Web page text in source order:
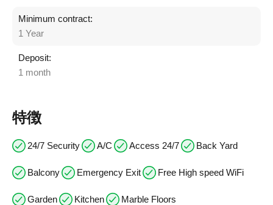
Minimum contract:
1 Year
Deposit:
1 month
特徴
24/7 Security A/C Access 24/7 Back Yard
Balcony Emergency Exit Free High speed WiFi
Garden Kitchen Marble Floors